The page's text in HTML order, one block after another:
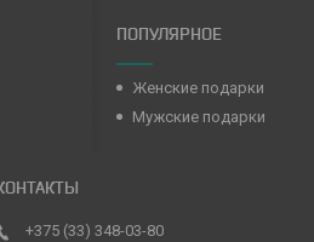
ПОПУЛЯРНОЕ
Женские подарки
Мужские подарки
+375 (33) 348-03-80